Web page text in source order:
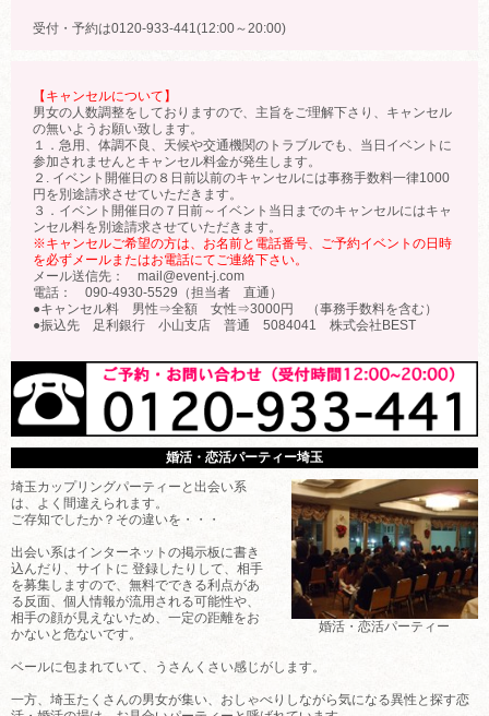
受付・予約は0120-933-441(12:00～20:00)
【キャンセルについて】
男女の人数調整をしておりますので、主旨をご理解下さり、キャンセル
の無いようお願い致します。
１．急用、体調不良、天候や交通機関のトラブルでも、当日イベントに
参加されませんとキャンセル料金が発生します。
２. イベント開催日の８日前以前のキャンセルには事務手数料一律1000
円を別途請求させていただきます。
３．イベント開催日の７日前～イベント当日までのキャンセルにはキャ
ンセル料を別途請求させていただきます。
※キャンセルご希望の方は、お名前と電話番号、ご予約イベントの日時
を必ずメールまたはお電話にてご連絡下さい。
メール送信先： mail@event-j.com
電話： 090-4930-5529（担当者 直通）
●キャンセル料 男性⇒全額 女性⇒3000円 （事務手数料を含む）
●振込先 足利銀行 小山支店 普通 5084041 株式会社BEST
婚活・恋活パーティー埼玉
婚活・恋活パーティー
埼玉カップリングパーティーと出会い系
は、よく間違えられます。
ご存知でしたか？その違いを・・・
出会い系はインターネットの掲示板に書き
込んだり、サイトに 登録したりして、相手
を募集しますので、無料でできる利点があ
る反面、個人情報が流用される可能性や、
相手の顔が見えないため、一定の距離をお
かないと危ないです。
ベールに包まれていて、うさんくさい感じがします。
一方、埼玉たくさんの男女が集い、おしゃべりしながら気になる異性と探す恋